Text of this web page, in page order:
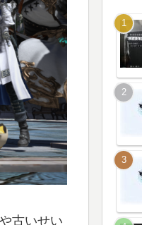
古いせい